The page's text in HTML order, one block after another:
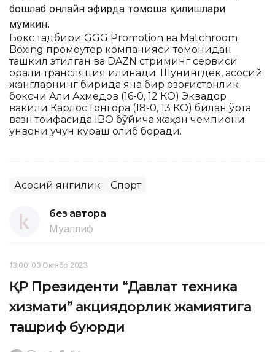
бошлаб онлайн эфирда томоша қилишлари
мумкин.
Бокс тадбири GGG Promotion ва Matchroom
Boxing промоутер компанияси томонидан
ташкил этилган ва DAZN стриминг сервиси
орқали трансляция қилинади. Шунингдек, асосий
жангларнинг бирида яна бир қозоғистонлик
боксчи Али Аҳмедов (16-0, 12 КО) Эквадор
вакили Карлос Гонгора (18-0, 13 КО) билан ўрта
вазн тоифасида IBO бўйича жаҳон чемпиони
унвони учун кураш олиб боради.
Асосий янгилик Спорт
без автора
Муаллиф
13:00, 03 Октябр 2023
ҚР Президенти “Давлат техника
хизмати” акциядорлик жамиятига
ташриф буюрди